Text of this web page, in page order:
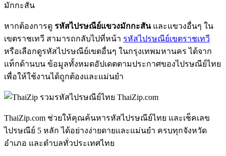
มักกะสัน
หากต้องการดู รหัสไปรษณีย์แขวงมักกะสันและแขวงอื่นๆ ใน
เขตราชเทวี สามารถกลับไปที่หน้า รหัสไปรษณีย์เขตราชเทวี
หรือเลือกดูรหัสไปรษณีย์เขตอื่นๆ ในกรุงเทพมหานคร ได้จาก
แท็กด้านบน ข้อมูลทั้งหมดอัปเดตตามประกาศของไปรษณีย์ไทย
เพื่อให้ใช้งานได้ถูกต้องและแม่นยำ
ThaiZip.com
ThaiZip.com ช่วยให้คุณค้นหารหัสไปรษณีย์ไทย และเช็คเลข
ไปรษณีย์ 5 หลัก ได้อย่างง่ายดายและแม่นยำ ครบทุกจังหวัด
อำเภอ และตำบลทั่วประเทศไทย